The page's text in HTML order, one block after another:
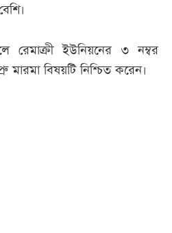
রেমাক্রী ইউনিয়নের ৩ নম্বর
মারমা বিষয়টি নিশ্চিত করেন।